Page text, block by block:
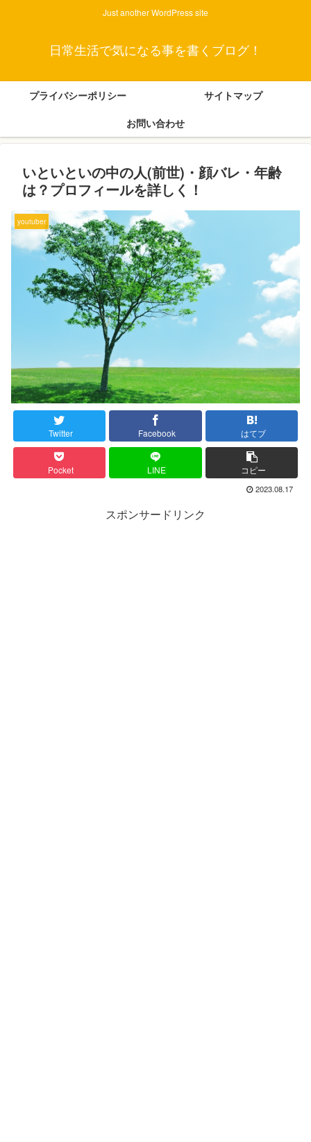
Just another WordPress site
日常生活で気になる事を書くブログ！
プライバシーポリシー
サイトマップ
お問い合わせ
いといといの中の人(前世)・顔バレ・年齢
は？プロフィールを詳しく！
youtuber
Twitter Facebook はてブ
Pocket LINE コピー
2023.08.17
スポンサードリンク